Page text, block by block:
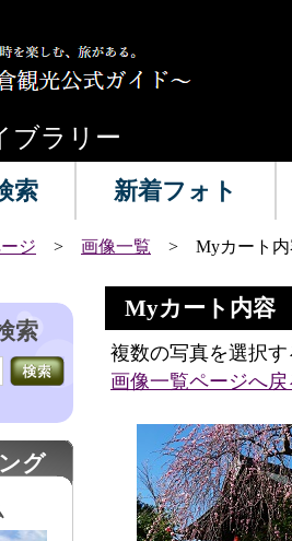
ブラリー
索 新着フォト
ジ > 画像一覧 > Myカート内
索
グ
Myカート内容
複数の写真を選択
画像一覧ページへ戻